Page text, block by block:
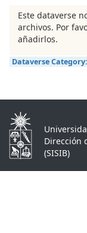
Este dataverse
archivos. Por
añadirlos.
Dataverse Category:
Dirección
(SISIB)